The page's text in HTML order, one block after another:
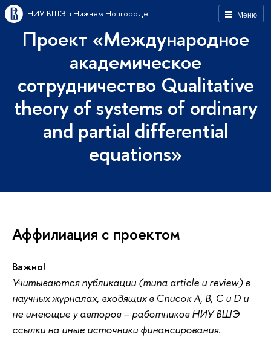
Меню
НИУ ВШЭ в Нижнем Новгороде
Проект «Международное
академическое
сотрудничество Qualitative
theory of systems of ordinary
and partial differential
equations»
Аффилиация с проектом
Важно!
Учитываются публикации (типа article и review) в
научных журналах, входящих в Список А, B, C и D и
не имеющие у авторов – работников НИУ ВШЭ
ссылки на иные источники финансирования.